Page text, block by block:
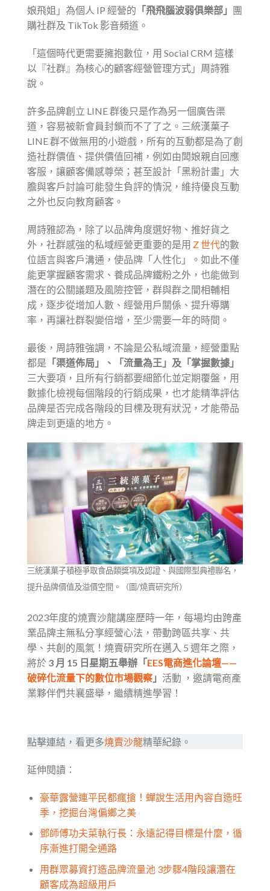
娘飛姐」為個人 IP 經營的 「飛飛腦波弱俱樂部」 團
購社群及 TikTok 影音頻道。
「這個時代更需要擁抱數位，用 Social CRM 這樣
以『社群』為核心的顧客經營管理方式」周詩雅
說。
許多品牌創立 LINE 群後只是作為另一個廣告渠
道，容易被新會員封鎖而不了了之。三統漢菓子
LINE 群不做無用的小遊戲，所有的互動都是為了創
造社群價值、提供價值回補，例如由闆娘親自回應
客服，讓顧客備感尊榮；甚至設計「黑粉計畫」大
膽與客戶討論可能發生負評的情況，維持優良互動
之外也反向教育顧客。
周詩雅認為，除了以品牌角度選好物、推好貨之
外，社群感強的私域經營更重要的是用 Z 世代的數
位語言與客戶溝通，使品牌「人性化」。如此不僅
能更掌握顧客需求、養成品牌鐵粉之外，也能做到
潛在的公關議題及風險控管，群與群之間相輔相
成，逐步從增加人數、經營用戶關係、提升導購
率，再讓社群裂變倍增，至少需要一年的時間。
最後，周詩雅強調，不論是公私域流量，經營重點
都是 「渠道佈局」、「流量為王」及「掌握數據」
三大要項，且所有行銷都要細節化並定期覆盤，用
數據化檢視每個階段的行銷成果，也才能精準評估
品牌是否完成各階段的目標及現有狀況，才能帶品
牌走到更遠的地方。
三統漢菓子積極爭取食品類獎項及認證、與國際型典禮聯名，
提升品牌價值及溢價空間。（圖/燒賣研究所）
2023年度的燒賣沙龍講座歷時一年，每場均由跨產
業品牌主無私分享經營心法，帶動跨區共享、共
學、共創的風氣！燒賣研究所在邁入 5 週年之際，
將於 3 月 15 日星期五舉辦「 EES電商進化論壇——
破碎化流量下的數位市場觀察 」 活動 ，邀請電商產
業夥伴們共襄盛舉，繼續精進學習！
點擊連結，看更多燒賣沙龍精華紀錄。
延伸閱讀：
豪華露營連平民都瘋搶！蟬說生活用內容自造旺
季，挖掘台灣偏鄉之美
鄧師傅功夫菜執行長：永遠記得目標是什麼，循
序漸進打開全通路
用群眾募資打造品牌流量池 3步驟4階段讓潛在
顧客成為超級用戶